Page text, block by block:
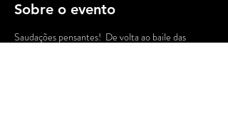
Sobre o evento
Saudações pensantes!  De volta ao baile das